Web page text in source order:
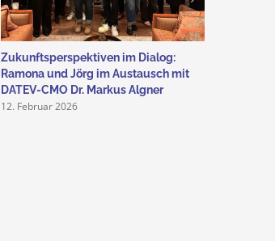
Zukunftsperspektiven im Dialog:
Ramona und Jörg im Austausch mit
DATEV-CMO Dr. Markus Algner
12. Februar 2026